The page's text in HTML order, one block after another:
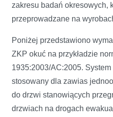
zakresu badań okresowych,
przeprowadzane na
Poniżej przedstawiono
ZKP okuć na przykładzie
1935:2003/AC:2005.
stosowany dla zawias
do drzwi stanowiących
drzwiach na drogach